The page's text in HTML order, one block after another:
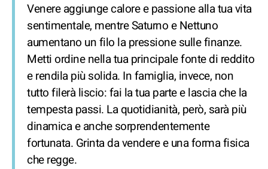
Venere aggiunge calore e passione alla tua vita
sentimentale, mentre Saturno e Nettuno
aumentano un filo la pressione sulle finanze.
Metti ordine nella tua principale fonte di reddito
e rendila più solida. In famiglia, invece, non
tutto filerà liscio: fai la tua parte e lascia che la
tempesta passi. La quotidianità, però, sarà più
dinamica e anche sorprendentemente
fortunata. Grinta da vendere e una forma fisica
che regge.